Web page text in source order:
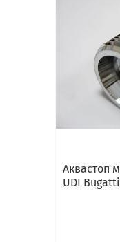
Аквастоп
UDI